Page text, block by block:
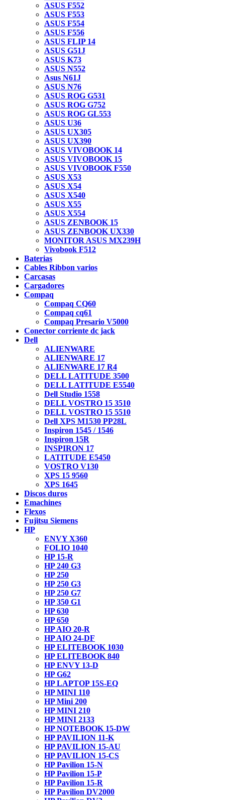
ASUS F552
ASUS F553
ASUS F554
ASUS F556
ASUS FLIP 14
ASUS G51J
ASUS K73
ASUS N552
Asus N61J
ASUS N76
ASUS ROG G531
ASUS ROG G752
ASUS ROG GL553
ASUS U36
ASUS UX305
ASUS UX390
ASUS VIVOBOOK 14
ASUS VIVOBOOK 15
ASUS VIVOBOOK F550
ASUS X53
ASUS X54
ASUS X540
ASUS X55
ASUS X554
ASUS ZENBOOK 15
ASUS ZENBOOK UX330
MONITOR ASUS MX239H
Vivobook F512
Baterias
Cables Ribbon varios
Carcasas
Cargadores
Compaq
Compaq CQ60
Compaq cq61
Compaq Presario V5000
Conector corriente dc jack
Dell
ALIENWARE
ALIENWARE 17
ALIENWARE 17 R4
DELL LATITUDE 3500
DELL LATITUDE E5540
Dell Studio 1558
DELL VOSTRO 15 3510
DELL VOSTRO 15 5510
Dell XPS M1530 PP28L
Inspiron 1545 / 1546
Inspiron 15R
INSPIRON 17
LATITUDE E5450
VOSTRO V130
XPS 15 9560
XPS 1645
Discos duros
Emachines
Flexos
Fujitsu Siemens
HP
ENVY X360
FOLIO 1040
HP 15-R
HP 240 G3
HP 250
HP 250 G3
HP 250 G7
HP 350 G1
HP 630
HP 650
HP AIO 20-R
HP AIO 24-DF
HP ELITEBOOK 1030
HP ELITEBOOK 840
HP ENVY 13-D
HP G62
HP LAPTOP 15S-EQ
HP MINI 110
HP Mini 200
HP MINI 210
HP MINI 2133
HP NOTEBOOK 15-DW
HP PAVILION 11-K
HP PAVILION 15-AU
HP PAVILION 15-CS
HP Pavilion 15-N
HP Pavilion 15-P
HP Pavilion 15-R
HP Pavilion DV2000